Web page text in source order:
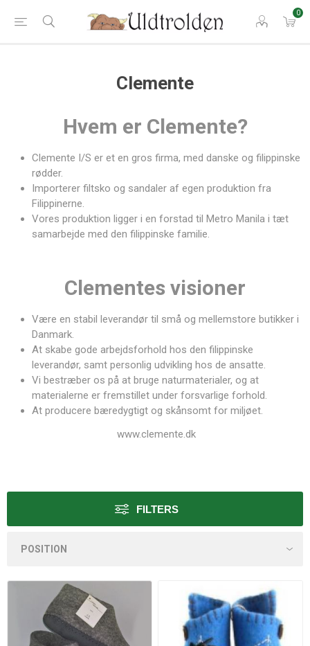
0
Clemente
Hvem er Clemente?
Clemente I/S er et en gros firma, med danske og filippinske
rødder.
Importerer filtsko og sandaler af egen produktion fra
Filippinerne.
Vores produktion ligger i en forstad til Metro Manila i tæt
samarbejde med den filippinske familie.
Clementes visioner
Være en stabil leverandør til små og mellemstore butikker i
Danmark.
At skabe gode arbejdsforhold hos den filippinske
leverandør, samt personlig udvikling hos de ansatte.
Vi bestræber os på at bruge naturmaterialer, og at
materialerne er fremstillet under forsvarlige forhold.
At producere bæredygtigt og skånsomt for miljøet.
www.clemente.dk
FILTERS